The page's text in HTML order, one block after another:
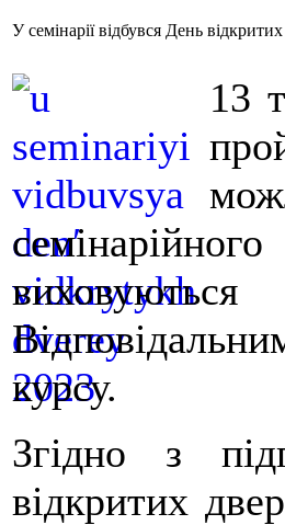
У семінарії відбувся День
13
курсу.
Згідно з
відкритих